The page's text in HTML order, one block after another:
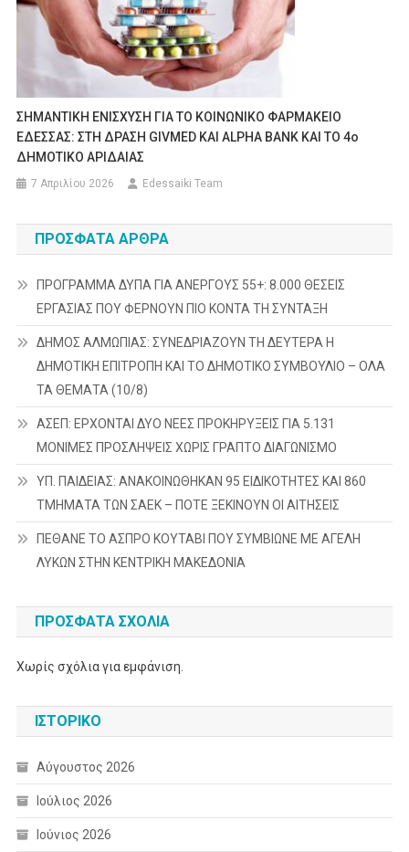
ΣΗΜΑΝΤΙΚΗ ΕΝΙΣΧΥΣΗ ΓΙΑ ΤΟ ΚΟΙΝΩΝΙΚΟ ΦΑΡΜΑΚΕΙΟ
ΕΔΕΣΣΑΣ: ΣΤΗ ΔΡΑΣΗ GIVMED ΚΑΙ ALPHA BANK ΚΑΙ ΤΟ 4ο
ΔΗΜΟΤΙΚΟ ΑΡΙΔΑΙΑΣ
7 Απριλίου 2026 Edessaiki Team
ΠΡΌΣΦΑΤΑ ΆΡΘΡΑ
ΠΡΟΓΡΑΜΜΑ ΔΥΠΑ ΓΙΑ ΑΝΕΡΓΟΥΣ 55+: 8.000 ΘΕΣΕΙΣ
ΕΡΓΑΣΙΑΣ ΠΟΥ ΦΕΡΝΟΥΝ ΠΙΟ ΚΟΝΤΑ ΤΗ ΣΥΝΤΑΞΗ
ΔΗΜΟΣ ΑΛΜΩΠΙΑΣ: ΣΥΝΕΔΡΙΑΖΟΥΝ ΤΗ ΔΕΥΤΕΡΑ H
ΔΗΜΟΤΙΚΗ ΕΠΙΤΡΟΠΗ ΚΑΙ ΤΟ ΔΗΜΟΤΙΚΟ ΣΥΜΒΟΥΛΙΟ – ΟΛΑ
ΤΑ ΘΕΜΑΤΑ (10/8)
ΑΣΕΠ: ΕΡΧΟΝΤΑΙ ΔΥΟ ΝΕΕΣ ΠΡΟΚΗΡΥΞΕΙΣ ΓΙΑ 5.131
ΜΟΝΙΜΕΣ ΠΡΟΣΛΗΨΕΙΣ ΧΩΡΙΣ ΓΡΑΠΤΟ ΔΙΑΓΩΝΙΣΜΟ
ΥΠ. ΠΑΙΔΕΙΑΣ: ΑΝΑΚΟΙΝΩΘΗΚΑΝ 95 ΕΙΔΙΚΟΤΗΤΕΣ ΚΑΙ 860
ΤΜΗΜΑΤΑ ΤΩΝ ΣΑΕΚ – ΠΟΤΕ ΞΕΚΙΝΟΥΝ ΟΙ ΑΙΤΗΣΕΙΣ
ΠΕΘΑΝΕ ΤΟ ΑΣΠΡΟ ΚΟΥΤΑΒΙ ΠΟΥ ΣΥΜΒΙΩΝΕ ΜΕ ΑΓΕΛΗ
ΛΥΚΩΝ ΣΤΗΝ ΚΕΝΤΡΙΚΗ ΜΑΚΕΔΟΝΙΑ
ΠΡΌΣΦΑΤΑ ΣΧΌΛΙΑ
Χωρίς σχόλια για εμφάνιση.
ΙΣΤΟΡΙΚΌ
Αύγουστος 2026
Ιούλιος 2026
Ιούνιος 2026